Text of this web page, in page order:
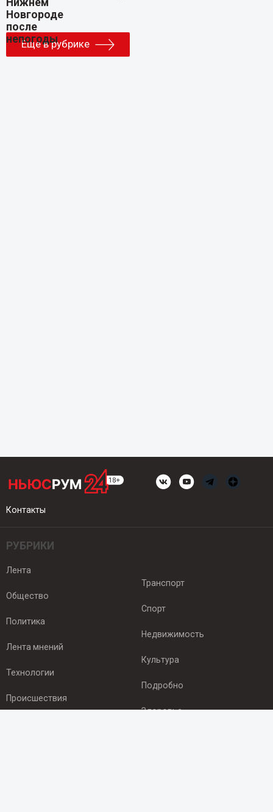
Еще в рубрике
Контакты
РУБРИКИ
Лента
Общество
Политика
Лента мнений
Технологии
Происшествия
Транспорт
Спорт
Недвижимость
Культура
Подробно
Здоровье